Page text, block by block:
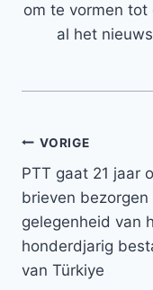
om te vormen
al het
Bericht
navigatie
VORIGE
PTT gaat 21 jaar
brieven bezorgen
gelegenheid van
honderdjarig
van Türkiye